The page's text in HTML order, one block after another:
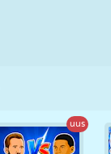
uus